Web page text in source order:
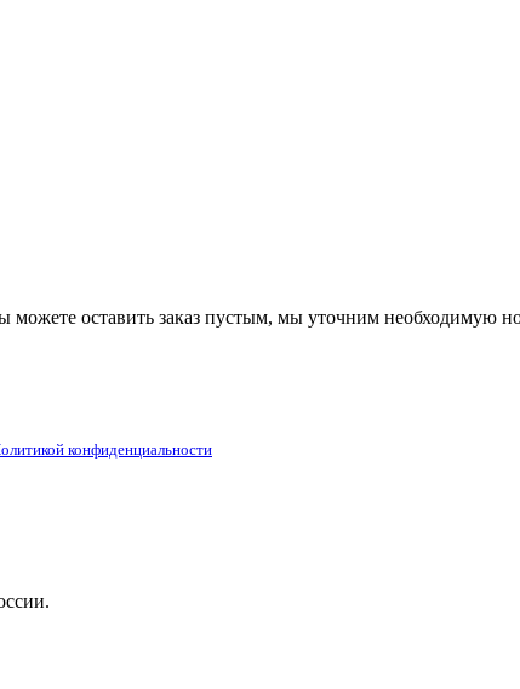
оставить заказ пустым, мы уточним необходимую
конфиденциальности